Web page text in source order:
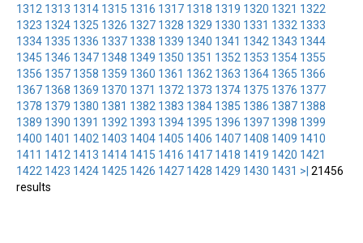
1312 1313 1314 1315 1316 1317 1318 1319 1320 1321 1322
1323 1324 1325 1326 1327 1328 1329 1330 1331 1332 1333
1334 1335 1336 1337 1338 1339 1340 1341 1342 1343 1344
1345 1346 1347 1348 1349 1350 1351 1352 1353 1354 1355
1356 1357 1358 1359 1360 1361 1362 1363 1364 1365 1366
1367 1368 1369 1370 1371 1372 1373 1374 1375 1376 1377
1378 1379 1380 1381 1382 1383 1384 1385 1386 1387 1388
1389 1390 1391 1392 1393 1394 1395 1396 1397 1398 1399
1400 1401 1402 1403 1404 1405 1406 1407 1408 1409 1410
1411 1412 1413 1414 1415 1416 1417 1418 1419 1420 1421
1422 1423 1424 1425 1426 1427 1428 1429 1430 1431 >| 21456
results